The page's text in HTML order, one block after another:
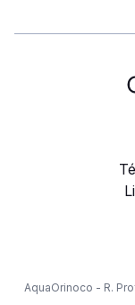
AquaOrinoco - R.